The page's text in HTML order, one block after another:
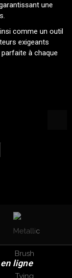
une
comme un outil
exigeants
à chaque
ligne